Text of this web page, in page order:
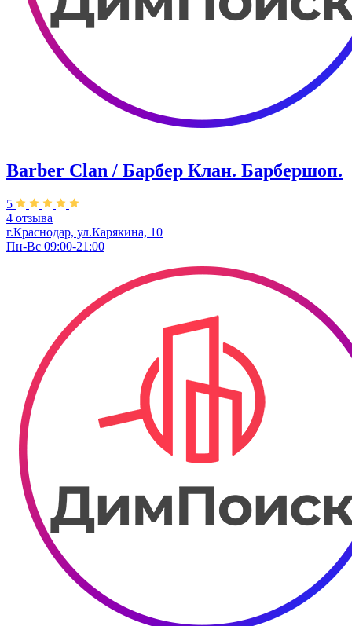
Barber Clan / Барбер Клан. ​Барбершоп.
5
4 отзыва
г.Краснодар, ул.Карякина, 10
Пн-Вс 09:00-21:00